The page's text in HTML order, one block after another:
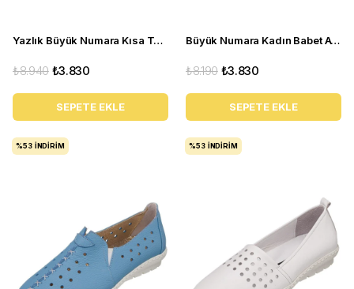
Yazlık Büyük Numara Kısa Topuk Kadın Ayakkabı LTF00131 Siyah
₺3.830
₺8.940
SEPETE EKLE
Büyük Numara Kadın Babet Ayakkabı PR 2211 Kırmızı
₺3.830
₺8.190
SEPETE EKLE
%53 İNDIRIM %53 İNDIRIM